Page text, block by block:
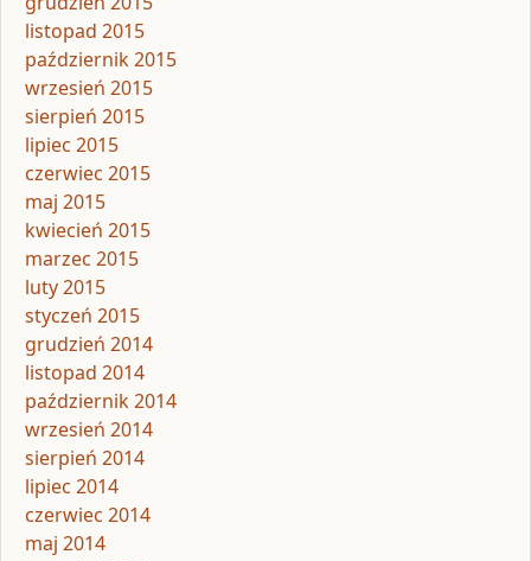
listopad 2015
październik 2015
wrzesień 2015
sierpień 2015
lipiec 2015
czerwiec 2015
maj 2015
kwiecień 2015
marzec 2015
luty 2015
styczeń 2015
grudzień 2014
listopad 2014
październik 2014
wrzesień 2014
sierpień 2014
lipiec 2014
czerwiec 2014
maj 2014